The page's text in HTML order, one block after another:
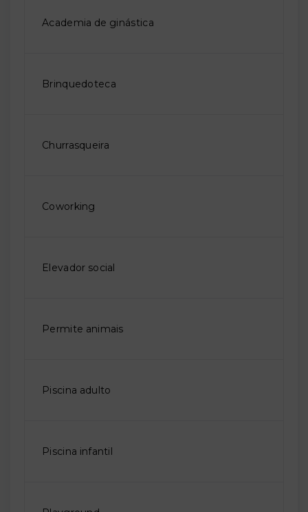
Academia de ginástica
Brinquedoteca
Churrasqueira
Coworking
Elevador social
Permite animais
Piscina adulto
Piscina infantil